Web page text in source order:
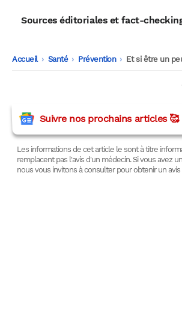
Sources éditoriales et fact-
Accueil -
Santé -
Prévention -
Et si être un peu en surpoids
Suivre nos prochains articles 🥰
Les informations de cet article le sont à titre
remplacent pas l'avis d'un médecin. Si vous avez
nous vous invitons à consulter pour obtenir un